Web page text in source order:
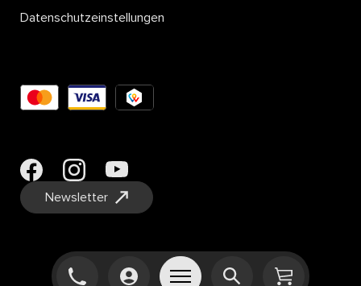
Datenschutzeinstellungen
Newsletter